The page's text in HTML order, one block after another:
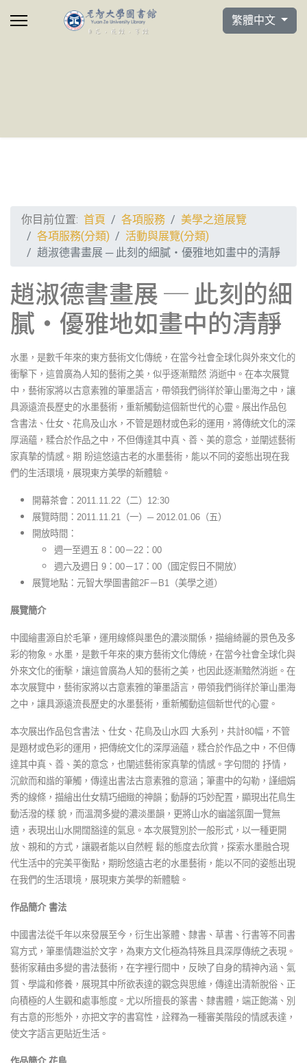
選擇你的語言
繁體中文
你目前位置: 首頁 各項服務
美學之道展覽
各項服務(分類)
活動與展覽(分類)
趙淑德書畫展 ─ 此刻的細膩‧優雅地如畫中的清靜
趙淑德書畫展 ─ 此刻的細
膩‧優雅地如畫中的清靜
水墨，是數千年來的東方藝術文化傳統，在當今社會全球化與外來文化的
衝擊下，這曾廣為人知的藝術之美，似乎逐漸黯然 消逝中。在本次展覽
中，藝術家將以古意素雅的筆墨語言，帶領我們徜徉於筆山墨海之中，讓
具源遠流長歷史的水墨藝術，重新觸動這個新世代的心靈。展出作品包
含書法、仕女、花鳥及山水，不管是題材或色彩的運用，將傳統文化的深
厚涵蘊，糅合於作品之中，不但傳達其中真、善、美的意念，並闡述藝術
家真摯的情感。期 盼這悠遠古老的水墨藝術，能以不同的姿態出現在我
們的生活環境，展現東方美學的新體驗。
開幕茶會：2011.11.22（二）12:30
展覽時間：2011.11.21（一）─ 2012.01.06（五）
開放時間：
週一至週五 8：00－22：00
週六及週日 9：00－17：00（國定假日不開放）
展覽地點：元智大學圖書館2F－B1（美學之道）
展覽簡介
中國繪畫源自於毛筆，運用線條與墨色的濃淡關係，描繪綺麗的景色及多
彩的物象。水墨，是數千年來的東方藝術文化傳統，在當今社會全球化與
外來文化的衝擊，讓這曾廣為人知的藝術之美，也因此逐漸黯然消逝。在
本次展覽中，藝術家將以古意素雅的筆墨語言，帶領我們徜徉於筆山墨海
之中，讓具源遠流長歷史的水墨藝術，重新觸動這個新世代的心靈。
本次展出作品包含書法、仕女、花鳥及山水四 大系列，共計80幅，不管
是題材或色彩的運用，把傳統文化的深厚涵蘊，糅合於作品之中，不但傳
達其中真、善、美的意念，也闡述藝術家真摯的情感。字句間的 抒情，
沉歛而和諧的筆觸，傳達出書法古意素雅的意涵；筆畫中的勾勒，謹細娟
秀的線條，描繪出仕女精巧細緻的神韻；動靜的巧妙配置，顯現出花鳥生
動活潑的樣 貌，而溫潤多變的濃淡墨韻，更將山水的幽謐氛圍一覽無
遺，表現出山水開闊豁達的氣息。本次展覽別於一般形式，以一種更開
放、親和的方式，讓觀者能以自然輕 鬆的態度去欣賞，探索水墨融合現
代生活中的完美平衡點，期盼悠遠古老的水墨藝術，能以不同的姿態出現
在我們的生活環境，展現東方美學的新體驗。
作品簡介 書法
中國書法從千年以來發展至今，衍生出篆體、隸書、草書、行書等不同書
寫方式，筆墨情趣溢於文字，為東方文化極為特殊且具深厚傳統之表現。
藝術家藉由多變的書法藝術，在字裡行間中，反映了自身的精神內涵、氣
質、學識和修養，展現其中所欲表達的觀念與思維，傳達出清新脫俗、正
向積極的人生觀和處事態度。尤以所擅長的篆書、隸書體，端正飽滿、別
有古意的形態外，亦把文字的書寫性，詮釋為一種審美階段的情感表達，
使文字語言更貼近生活。